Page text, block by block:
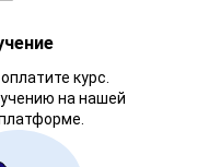
курс.
на нашей